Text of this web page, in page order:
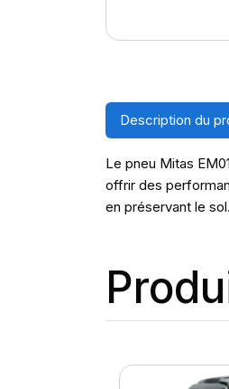
Description du
Le pneu Mitas
offrir des
en préservant le sol.